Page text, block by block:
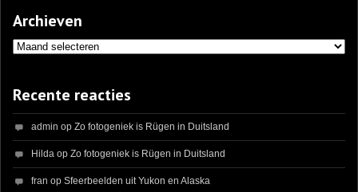
Archieven
Archieven
Recente reacties
admin op Zo fotogeniek is Rügen in Duitsland
Hilda op Zo fotogeniek is Rügen in Duitsland
fran op Sfeerbeelden uit Yukon en Alaska